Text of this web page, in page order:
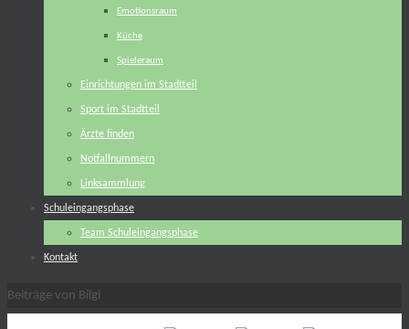
Emotionsraum
Küche
Spieleraum
Einrichtungen im Stadtteil
Sport im Stadtteil
Ärzte finden
Notfallnummern
Linksammlung
Schuleingangsphase
Team Schuleingangsphase
Kontakt
Start
Beiträge von Bilgi